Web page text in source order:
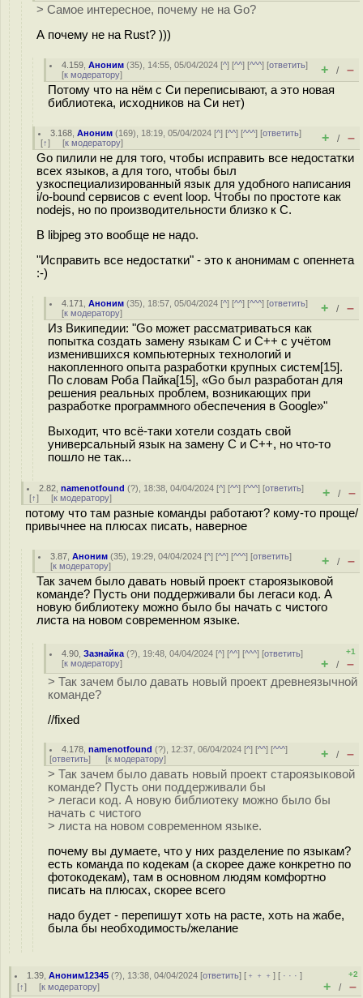
> Самое интересное, почему не на Go?
А почему не на Rust? )))
4.159 ,Аноним (35), 14:55, 05/04/2024 [^] [^^] [^^^] [ответить]
[к модератору] + / –
Потому что на нём с Си переписывают, а это новая
библиотека, исходников на Си нет)
3.168 ,Аноним (169), 18:19, 05/04/2024 [^] [^^] [^^^] [ответить]
[↑] [к модератору] + / –
Go пилили не для того, чтобы исправить все недостатки
всех языков, а для того, чтобы был
узкоспециализированный язык для удобного написания
i/o-bound сервисов с event loop. Чтобы по простоте как
nodejs, но по производительности близко к C.
В libjpeg это вообще не надо.
"Исправить все недостатки" - это к анонимам с опеннета
:-)
4.171 ,Аноним (35), 18:57, 05/04/2024 [^] [^^] [^^^] [ответить]
[к модератору] + / –
Из Википедии: "Go может рассматриваться как
попытка создать замену языкам С и C++ с учётом
изменившихся компьютерных технологий и
накопленного опыта разработки крупных систем[15].
По словам Роба Пайка[15], «Go был разработан для
решения реальных проблем, возникающих при
разработке программного обеспечения в Google»"
Выходит, что всё-таки хотели создать свой
универсальный язык на замену С и С++, но что-то
пошло не так...
2.82 ,namenotfound (?), 18:38, 04/04/2024 [^] [^^] [^^^] [ответить]
[↑] [к модератору] + / –
потому что там разные команды работают? кому-то проще/
привычнее на плюсах писать, наверное
3.87 ,Аноним (35), 19:29, 04/04/2024 [^] [^^] [^^^] [ответить]
[к модератору] + / –
Так зачем было давать новый проект староязыковой
команде? Пусть они поддерживали бы легаси код. А
новую библиотеку можно было бы начать с чистого
листа на новом современном языке.
4.90 ,Зазнайка (?), 19:48, 04/04/2024 [^] [^^] [^^^] [ответить]
[к модератору]
+1
+ / –
> Так зачем было давать новый проект древнеязычной
команде?
//fixed
4.178 ,namenotfound (?), 12:37, 06/04/2024 [^] [^^] [^^^]
[ответить] [к модератору] + / –
> Так зачем было давать новый проект староязыковой
команде? Пусть они поддерживали бы
> легаси код. А новую библиотеку можно было бы
начать с чистого
> листа на новом современном языке.
почему вы думаете, что у них разделение по языкам?
есть команда по кодекам (а скорее даже конкретно по
фотокодекам), там в основном людям комфортно
писать на плюсах, скорее всего
надо будет - перепишут хоть на расте, хоть на жабе,
была бы необходимость/желание
1.39 ,Аноним12345 (?), 13:38, 04/04/2024 [ответить] [ ﹢﹢﹢] [ · · ·]
[↑] [к модератору]
+2
+ / –